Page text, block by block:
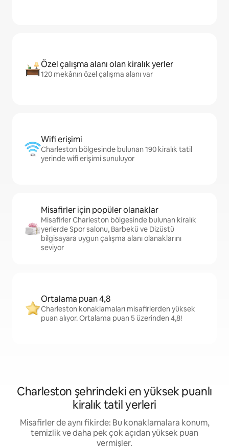
Özel çalışma alanı olan kiralık yerler
120 mekânın özel çalışma alanı var
Wifi erişimi
Charleston bölgesinde bulunan 190 kiralık tatil
yerinde wifi erişimi sunuluyor
Misafirler için popüler olanaklar
Misafirler Charleston bölgesinde bulunan kiralık
yerlerde Spor salonu, Barbekü ve Dizüstü
bilgisayara uygun çalışma alanı olanaklarını
seviyor
Ortalama puan 4,8
Charleston konaklamaları misafirlerden yüksek
puan alıyor. Ortalama puan 5 üzerinden 4,8!
Charleston şehrindeki en yüksek puanlı
kiralık tatil yerleri
Misafirler de aynı fikirde: Bu konaklamalara konum,
temizlik ve daha pek çok açıdan yüksek puan
vermişler.